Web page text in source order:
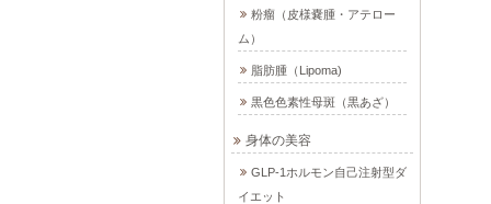
粉瘤（皮様嚢腫・アテロー
ム）
脂肪腫（Lipoma)
黒色色素性母斑（黒あざ）
身体の美容
GLP-1ホルモン自己注射型ダ
イエット